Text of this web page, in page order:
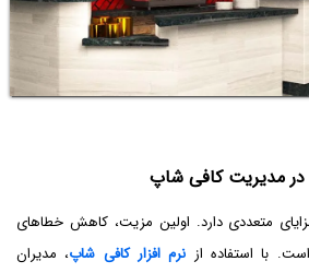
در مدیریت کافی شاپ
متعددی دارد. اولین مزیت، کاهش خطاهای
با استفاده از نرم افزار کافی شاپ، مدیران